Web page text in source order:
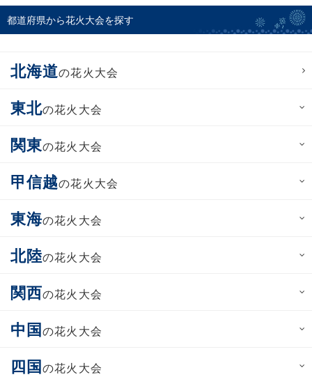
都道府県から花火大会を探す
北海道の花火大会
東北の花火大会
関東の花火大会
甲信越の花火大会
東海の花火大会
北陸の花火大会
関西の花火大会
中国の花火大会
四国の花火大会